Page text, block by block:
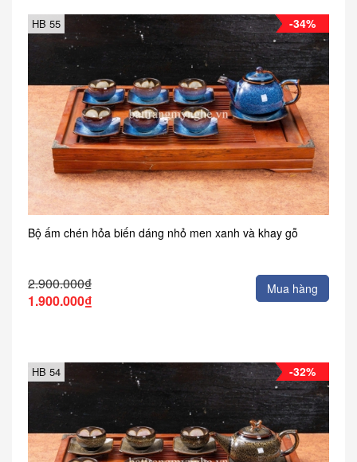
-34%
HB 55
Bộ ấm chén hỏa biến dáng nhỏ men xanh và khay gỗ
2.900.000₫
1.900.000₫
Mua hàng
-32%
HB 54